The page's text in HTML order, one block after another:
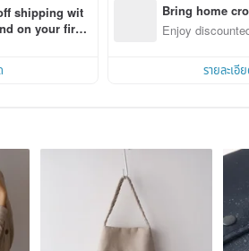
shipping wit
on your first
Bring home
n with ease
Enjoy
รายละเอี